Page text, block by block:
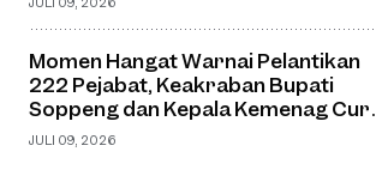
Momen Hangat Warnai Pelantikan
222 Pejabat, Keakraban Bupati
Soppeng dan Kepala Kemenag Curi
Perhatian
JULI 09, 2026